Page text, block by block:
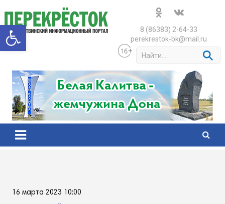
to
content
8 (86383) 2-64-33
perekrestok-bk@mail.ru
a
r
c
h
16 марта 2023 10:00
Открыть панель